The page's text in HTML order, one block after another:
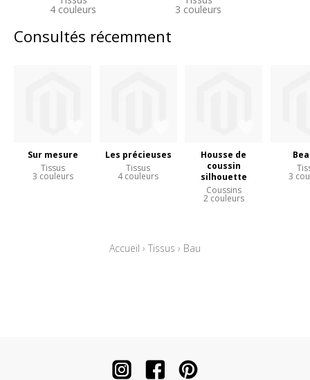
4 couleurs 3 couleurs
Consultés récemment
Sur mesure
Tissus
3 couleurs
Les précieuses
Tissus
4 couleurs
Housse de
coussin
silhouette
Coussins
2 couleurs
3
Accueil › Tissus › Bau